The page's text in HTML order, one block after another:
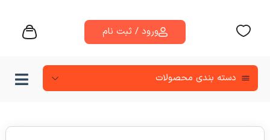
ورود / ثبت نام
دسته‌ بندی محصولات